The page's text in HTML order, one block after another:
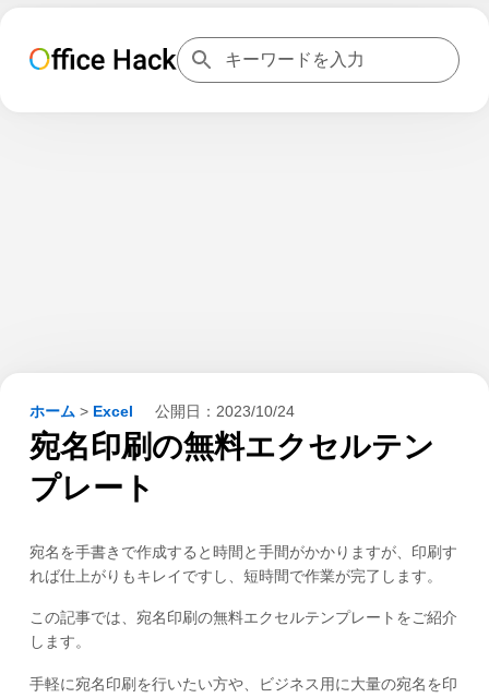
ホーム > Excel 公開日： 2023/10/24
宛名印刷の無料エクセルテン
プレート
宛名を手書きで作成すると時間と手間がかかりますが、印刷す
れば仕上がりもキレイですし、短時間で作業が完了します。
この記事では、宛名印刷の無料エクセルテンプレートをご紹介
します。
手軽に宛名印刷を行いたい方や、ビジネス用に大量の宛名を印